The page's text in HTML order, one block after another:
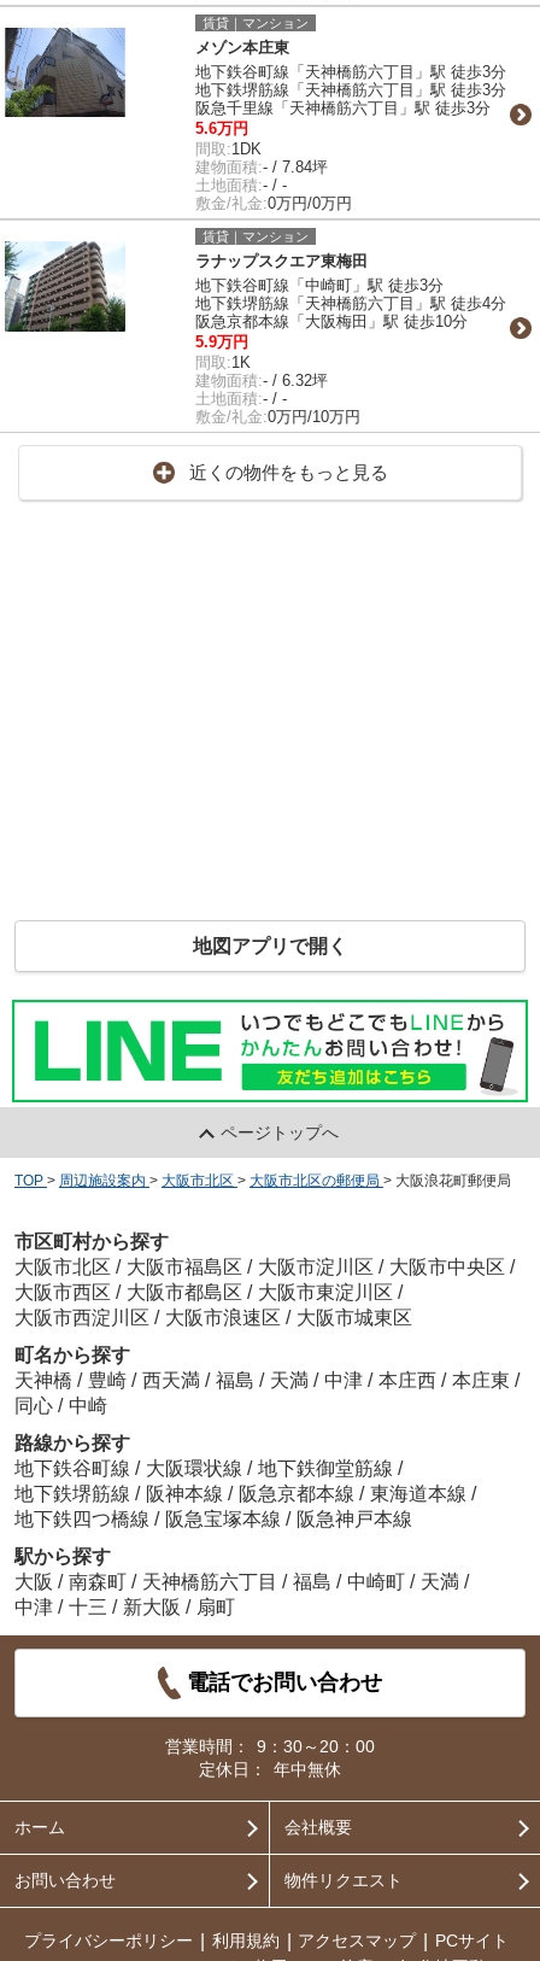
賃貸｜マンション
メゾン本庄東
地下鉄谷町線「天神橋筋六丁目」駅 徒歩3分
地下鉄堺筋線「天神橋筋六丁目」駅 徒歩3分
阪急千里線「天神橋筋六丁目」駅 徒歩3分
5.6万円
間取:1DK
建物面積:- / 7.84坪
土地面積:- / -
敷金/礼金:0万円/0万円
賃貸｜マンション
ラナップスクエア東梅田
地下鉄谷町線「中崎町」駅 徒歩3分
地下鉄堺筋線「天神橋筋六丁目」駅 徒歩4分
阪急京都本線「大阪梅田」駅 徒歩10分
5.9万円
間取:1K
建物面積:- / 6.32坪
土地面積:- / -
敷金/礼金:0万円/10万円
近くの物件をもっと見る
地図アプリで開く
ページトップへ
TOP > 周辺施設案内 > 大阪市北区 > 大阪市北区の郵便局 > 大阪浪花町郵便局
市区町村から探す
大阪市北区 / 大阪市福島区 / 大阪市淀川区 / 大阪市中央区 /
大阪市西区 / 大阪市都島区 / 大阪市東淀川区 /
大阪市西淀川区 / 大阪市浪速区 / 大阪市城東区
町名から探す
天神橋 / 豊崎 / 西天満 / 福島 / 天満 / 中津 / 本庄西 / 本庄東 /
同心 / 中崎
路線から探す
地下鉄谷町線 / 大阪環状線 / 地下鉄御堂筋線 /
地下鉄堺筋線 / 阪神本線 / 阪急京都本線 / 東海道本線 /
地下鉄四つ橋線 / 阪急宝塚本線 / 阪急神戸本線
駅から探す
大阪 / 南森町 / 天神橋筋六丁目 / 福島 / 中崎町 / 天満 /
中津 / 十三 / 新大阪 / 扇町
電話でお問い合わせ
営業時間：
9：30～20：00
定休日：
年中無休
ホーム 会社概要
お問い合わせ 物件リクエスト
プライバシーポリシー 利用規約 アクセスマップ
PCサイト